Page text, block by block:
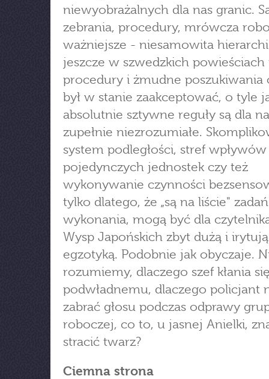
niewyobrażalnych dla nas granic.
zebrania, procedury, mrówcza
ważniejsze - niesamowita
jeszcze w szwedzkich powieściach
procedury i żmudne poszukiwania
był w stanie zaakceptować, o tyle
absolutnie sztywne reguły są dla
zupełnie niezrozumiałe.
system podległości, stref wpływów
pojedynczych jednostek czy też
wykonywanie czynności
tylko dlatego, że „są na liście"
wykonania, mogą być dla
Wysp Japońskich zbyt dużą i
egzotyką. Podobnie jak obyczaje.
rozumiemy, dlaczego szef kłania
podwładnemu, dlaczego policjant
zabrać głosu podczas odprawy
roboczej, co to, u jasnej Anielki,
stracić twarz?
Ciemna strona